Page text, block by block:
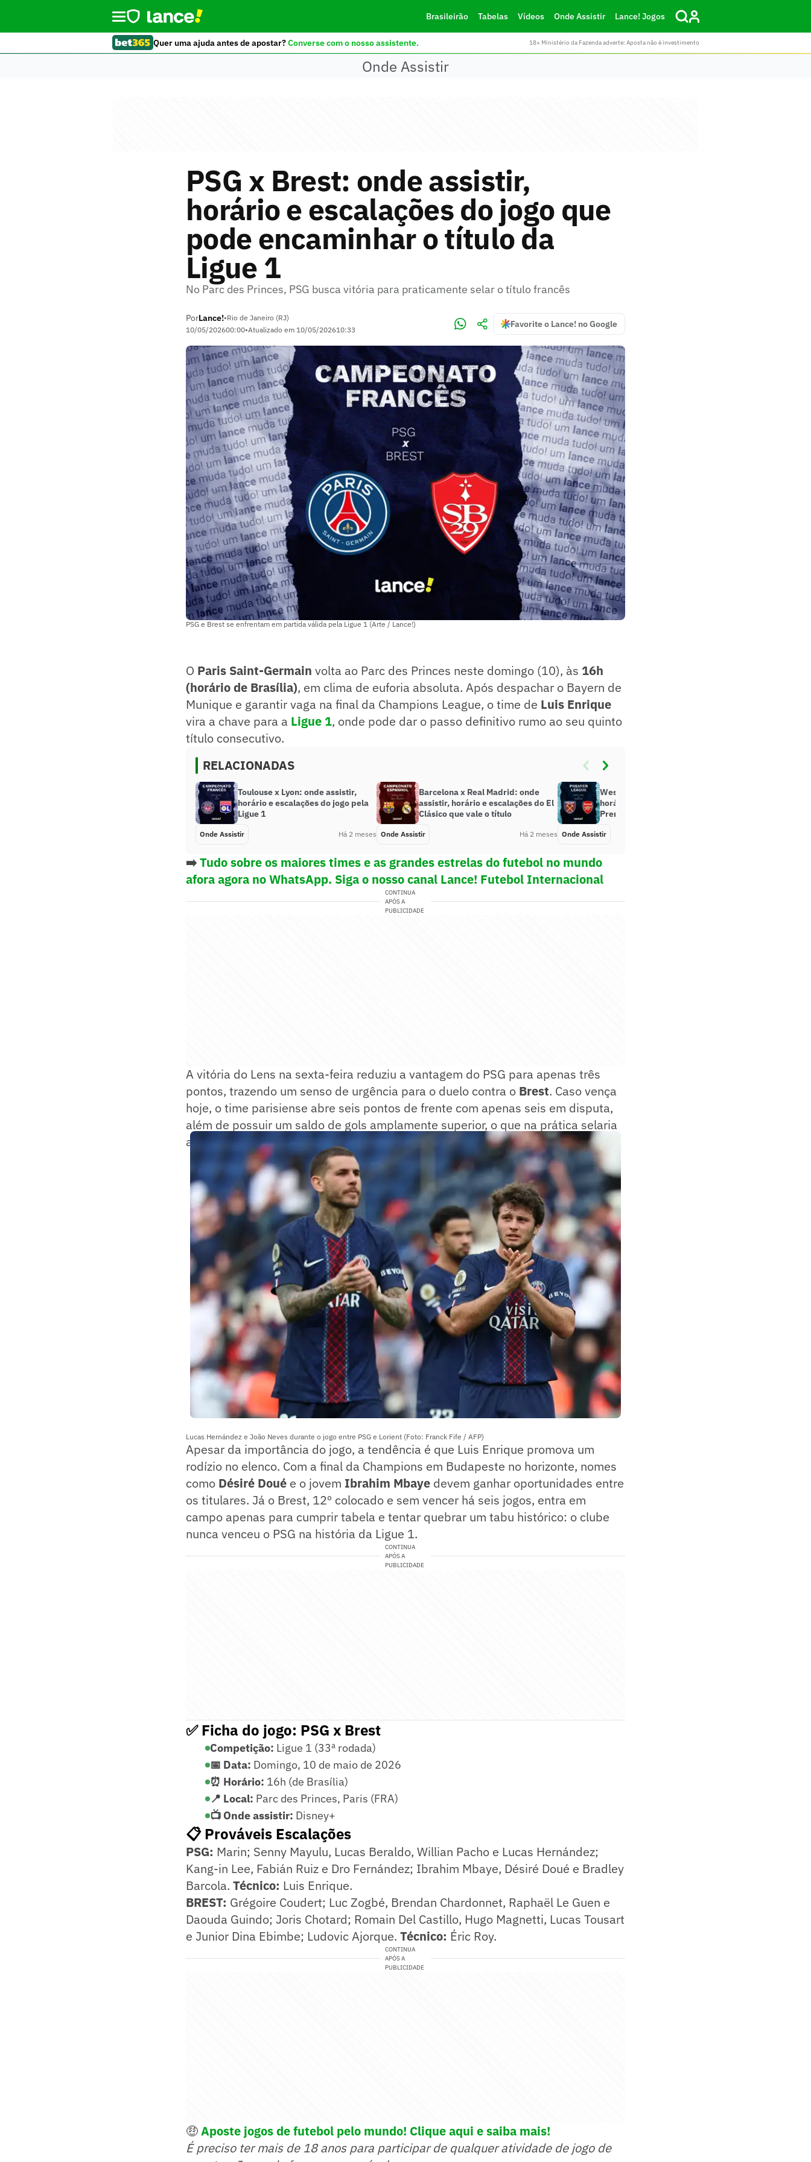
Brasileirão Tabelas Vídeos Onde Assistir Lance! Jogos
Quer uma ajuda antes de apostar?Converse com o nosso assistente. 18+ Ministério da Fazenda adverte: Aposta não é investimento
Onde Assistir
PSG x Brest: onde assistir,
horário e escalações do jogo que
pode encaminhar o título da
Ligue 1
No Parc des Princes, PSG busca vitória para praticamente selar o título francês
PorLance!•Rio de Janeiro (RJ)
10/05/202600:00•Atualizado em 10/05/202610:33
Favorite o Lance! no Google
PSG e Brest se enfrentam em partida válida pela Ligue 1 (Arte / Lance!)
O Paris Saint-Germain volta ao Parc des Princes neste domingo (10), às 16h
(horário de Brasília), em clima de euforia absoluta. Após despachar o Bayern de
Munique e garantir vaga na final da Champions League, o time de Luis Enrique
vira a chave para a Ligue 1, onde pode dar o passo definitivo rumo ao seu quinto
título consecutivo.
RELACIONADAS
Toulouse x Lyon: onde assistir,
horário e escalações do jogo pela
Ligue 1
Onde Assistir Há 2 meses
Barcelona x Real Madrid: onde
assistir, horário e escalações do El
Clásico que vale o título
Onde Assistir Há 2 meses
West Ham x Arsenal: onde assistir,
horário e escalações do jogo pela
Premier League
Onde Assistir
➡️Tudo sobre os maiores times e as grandes estrelas do futebol no mundo
afora agora no WhatsApp. Siga o nosso canal Lance! Futebol Internacional
CONTINUA
APÓS A
PUBLICIDADE
A vitória do Lens na sexta-feira reduziu a vantagem do PSG para apenas três
pontos, trazendo um senso de urgência para o duelo contra o Brest. Caso vença
hoje, o time parisiense abre seis pontos de frente com apenas seis em disputa,
além de possuir um saldo de gols amplamente superior, o que na prática selaria
a conquista do campeonato.
Lucas Hernández e João Neves durante o jogo entre PSG e Lorient (Foto: Franck Fife / AFP)
Apesar da importância do jogo, a tendência é que Luis Enrique promova um
rodízio no elenco. Com a final da Champions em Budapeste no horizonte, nomes
como Désiré Doué e o jovem Ibrahim Mbaye devem ganhar oportunidades entre
os titulares. Já o Brest, 12º colocado e sem vencer há seis jogos, entra em
campo apenas para cumprir tabela e tentar quebrar um tabu histórico: o clube
nunca venceu o PSG na história da Ligue 1.
CONTINUA
APÓS A
PUBLICIDADE
✅ Ficha do jogo: PSG x Brest
Competição: Ligue 1 (33ª rodada)
📅 Data: Domingo, 10 de maio de 2026
⏰ Horário: 16h (de Brasília)
📍 Local: Parc des Princes, Paris (FRA)
📺 Onde assistir: Disney+
📋 Prováveis Escalações
PSG: Marin; Senny Mayulu, Lucas Beraldo, Willian Pacho e Lucas Hernández;
Kang-in Lee, Fabián Ruiz e Dro Fernández; Ibrahim Mbaye, Désiré Doué e Bradley
Barcola. Técnico: Luis Enrique.
BREST: Grégoire Coudert; Luc Zogbé, Brendan Chardonnet, Raphaël Le Guen e
Daouda Guindo; Joris Chotard; Romain Del Castillo, Hugo Magnetti, Lucas Tousart
e Junior Dina Ebimbe; Ludovic Ajorque. Técnico: Éric Roy.
CONTINUA
APÓS A
PUBLICIDADE
🤑Aposte jogos de futebol pelo mundo! Clique aqui e saiba mais!
É preciso ter mais de 18 anos para participar de qualquer atividade de jogo de